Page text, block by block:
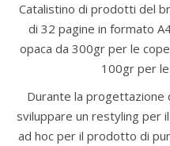
Catalistino di prodotti del
di 32 pagine in formato
opaca da 300gr per le
100gr per
Durante la progettazione
sviluppare un restyling per
ad hoc per il prodotto di